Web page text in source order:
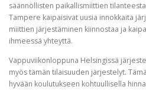
säännöllisten paikallismiittien
Tampere kaipaisivat uusia innokkaita
miittien järjestäminen kiinnostaa ja
ihmeessä yhteyttä.
Vappuviikonloppuna Helsingissä
myös tämän tilaisuuden järjestelyt.
hyvään koulutukseen kohtuullisella